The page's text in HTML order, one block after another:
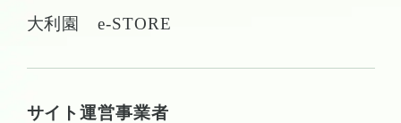
大利園 e-STORE
サイト運営事業者